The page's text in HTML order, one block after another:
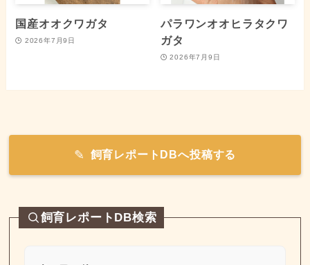
国産オオクワガタ
2026年7月9日
パラワンオオヒラタクワ
ガタ
2026年7月9日
飼育レポートDBへ投稿する
飼育レポートDB検索